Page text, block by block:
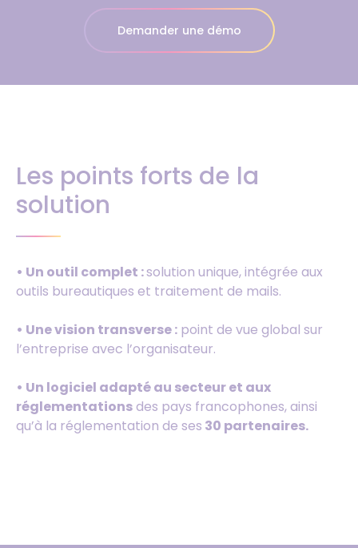
Demander une démo
Les points forts de la
solution
• Un outil complet :solution unique, intégrée aux
outils bureautiques et traitement de mails.
• Une vision transverse : point de vue global sur
l’entreprise avec l’organisateur.
• Un logiciel adapté au secteur et aux
réglementationsdes pays francophones, ainsi
qu’à la réglementation de ses 30 partenaires.